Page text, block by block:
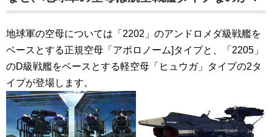
地球軍の空母については「2202」のアンドロメダ級戦艦を
ベースとする正規空母「アポロノーム]タイプと、「2205」
のD級戦艦をベースとする軽空母「ヒュウガ」タイプの2タ
イプが登場します。